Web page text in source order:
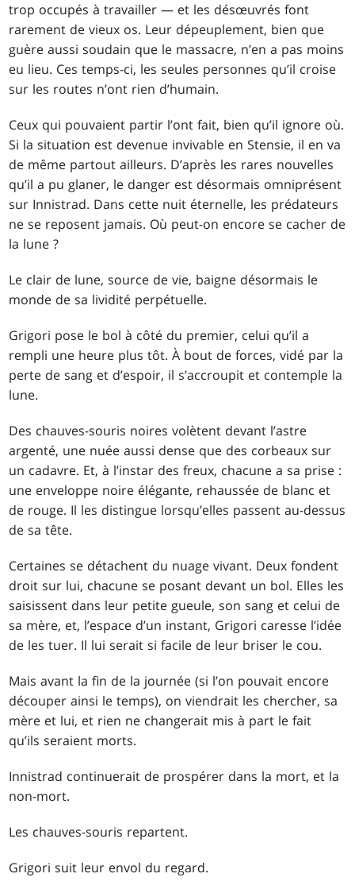
trop occupés à travailler — et les désœuvrés font
rarement de vieux os. Leur dépeuplement, bien que
guère aussi soudain que le massacre, n’en a pas moins
eu lieu. Ces temps-ci, les seules personnes qu’il croise
sur les routes n’ont rien d’humain.
Ceux qui pouvaient partir l’ont fait, bien qu’il ignore où.
Si la situation est devenue invivable en Stensie, il en va
de même partout ailleurs. D’après les rares nouvelles
qu’il a pu glaner, le danger est désormais omniprésent
sur Innistrad. Dans cette nuit éternelle, les prédateurs
ne se reposent jamais. Où peut-on encore se cacher de
la lune ?
Le clair de lune, source de vie, baigne désormais le
monde de sa lividité perpétuelle.
Grigori pose le bol à côté du premier, celui qu’il a
rempli une heure plus tôt. À bout de forces, vidé par la
perte de sang et d’espoir, il s’accroupit et contemple la
lune.
Des chauves-souris noires volètent devant l’astre
argenté, une nuée aussi dense que des corbeaux sur
un cadavre. Et, à l’instar des freux, chacune a sa prise :
une enveloppe noire élégante, rehaussée de blanc et
de rouge. Il les distingue lorsqu’elles passent au-dessus
de sa tête.
Certaines se détachent du nuage vivant. Deux fondent
droit sur lui, chacune se posant devant un bol. Elles les
saisissent dans leur petite gueule, son sang et celui de
sa mère, et, l’espace d’un instant, Grigori caresse l’idée
de les tuer. Il lui serait si facile de leur briser le cou.
Mais avant la fin de la journée (si l’on pouvait encore
découper ainsi le temps), on viendrait les chercher, sa
mère et lui, et rien ne changerait mis à part le fait
qu’ils seraient morts.
Innistrad continuerait de prospérer dans la mort, et la
non-mort.
Les chauves-souris repartent.
Grigori suit leur envol du regard.